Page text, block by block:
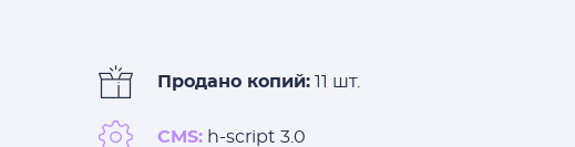
Продано копий: 11 шт.
CMS: h-script 3.0